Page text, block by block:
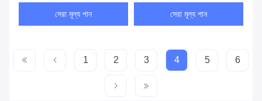
সেরা মূল্য পান সেরা মূল্য পান
1 2 3 4 5 6